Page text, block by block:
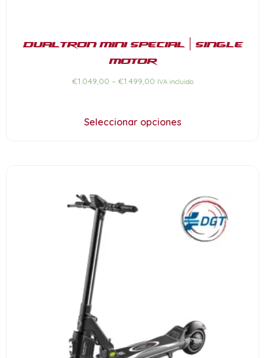
Dualtron Mini SPECIAL | Single
motor
€1.049,00 – €1.499,00 IVA incluido
Seleccionar opciones